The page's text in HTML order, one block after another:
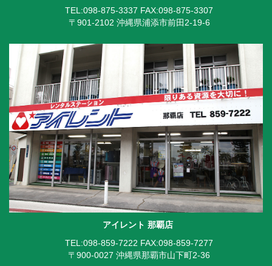
TEL:098-875-3337 FAX:098-875-3307
〒901-2102 沖縄県浦添市前田2-19-6
アイレント 那覇店
TEL:098-859-7222 FAX:098-859-7277
〒900-0027 沖縄県那覇市山下町2-36